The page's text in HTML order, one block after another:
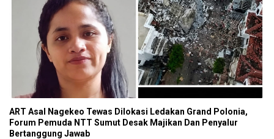
ART Asal Nagekeo Tewas Dilokasi Ledakan Grand Polonia,
Forum Pemuda NTT Sumut Desak Majikan Dan Penyalur
Bertanggung Jawab